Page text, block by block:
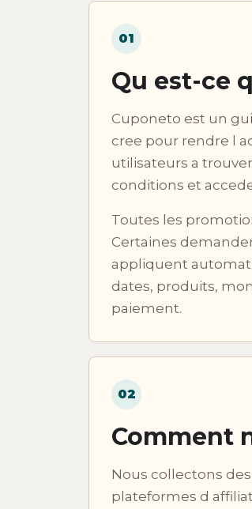
01
Qu est-ce
Cuponeto est un
cree pour rendre l
utilisateurs a
conditions et
Toutes les
Certaines
appliquent
dates, produits,
paiement.
02
Comment
Nous collectons
plateformes d